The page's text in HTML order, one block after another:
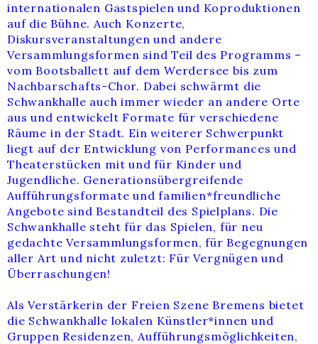
internationalen Gastspielen und Koproduktionen
auf die Bühne. Auch Konzerte,
Diskursveranstaltungen und andere
Versammlungsformen sind Teil des Programms –
vom Bootsballett auf dem Werdersee bis zum
Nachbarschafts-Chor. Dabei schwärmt die
Schwankhalle auch immer wieder an andere Orte
aus und entwickelt Formate für verschiedene
Räume in der Stadt. Ein weiterer Schwerpunkt
liegt auf der Entwicklung von Performances und
Theaterstücken mit und für Kinder und
Jugendliche. Generationsübergreifende
Aufführungsformate und familien*freundliche
Angebote sind Bestandteil des Spielplans. Die
Schwankhalle steht für das Spielen, für neu
gedachte Versammlungsformen, für Begegnungen
aller Art und nicht zuletzt: Für Vergnügen und
Überraschungen!
Als Verstärkerin der Freien Szene Bremens bietet
die Schwankhalle lokalen Künstler*innen und
Gruppen Residenzen, Aufführungsmöglichkeiten,